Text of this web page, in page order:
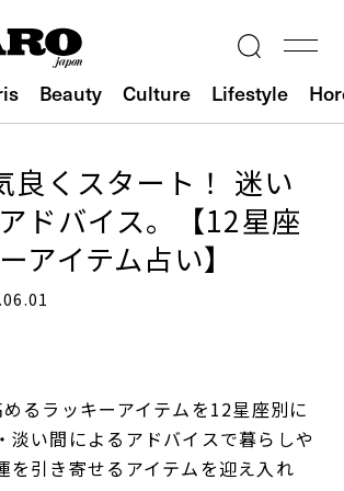
Beauty Culture Lifestyle
良くスタート！ 迷い
ドバイス。【12星座
アイテム占い】
るラッキーアイテムを12星座別に
淡い間によるアドバイスで暮らしや
を引き寄せるアイテムを迎え入れ